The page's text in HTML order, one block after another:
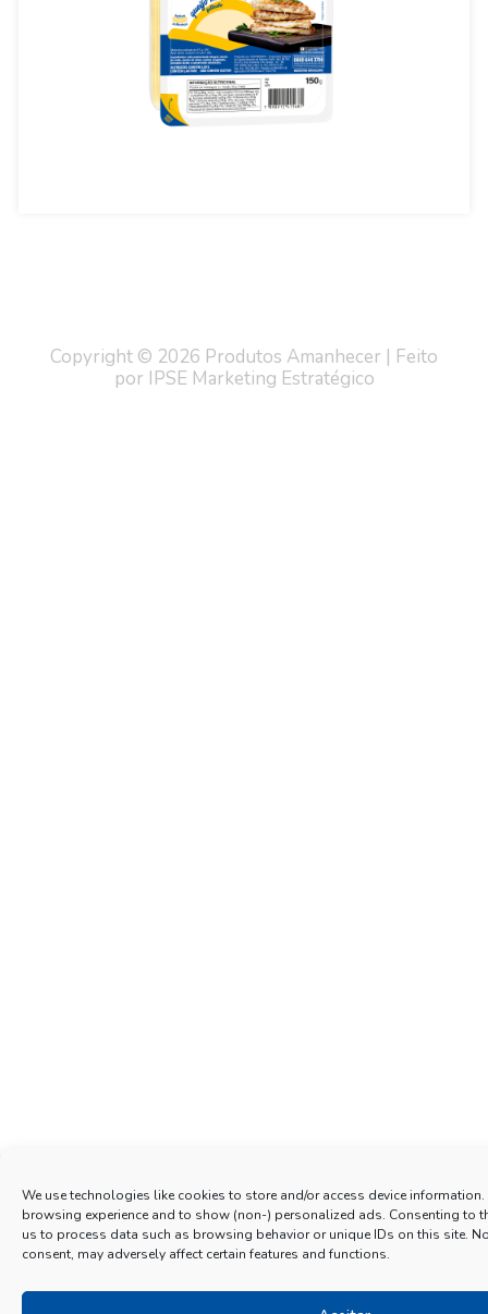
We use technologies like cookies to store and/or access device
browsing experience and to show (non-) personalized ads. Consenting to
us to process data such as browsing behavior or unique IDs on this site.
consent, may adversely affect certain features and functions.
Copyright © 2026 Produtos Amanhecer | Feito
por IPSE Marketing Estratégico